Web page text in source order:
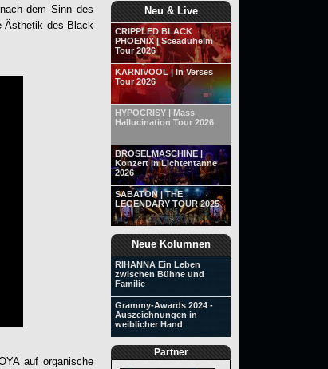
Neu & Live
CRIPPLED BLACK
PHOENIX | Sceaduhelm
Tour 2026
KARNIVOOL | In Verses
Tour 2026
HYPOCRISY | Mass
Hallucination Tour 2026
BRÖSELMASCHINE |
Konzert in Lichtentanne
2026
SABATON | THE
LEGENDARY TOUR 2025
Neue Kolumnen
RIHANNA Ein Leben
zwischen Bühne und
Familie
Grammy-Awards 2024 -
Auszeichnungen in
weiblicher Hand
Partner
dem Sinn des
Ästhetik des Black
auf organische